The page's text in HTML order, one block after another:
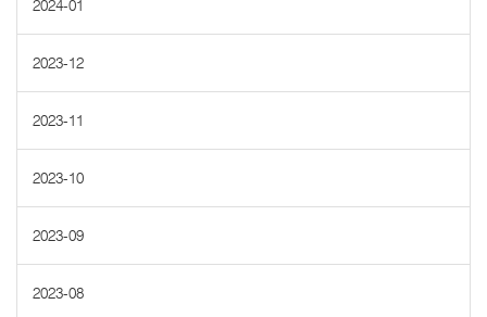
2024-01
2023-12
2023-11
2023-10
2023-09
2023-08